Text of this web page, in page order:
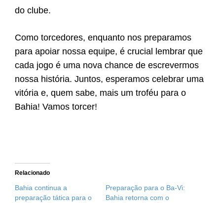
do clube.
Como torcedores, enquanto nos preparamos
para apoiar nossa equipe, é crucial lembrar que
cada jogo é uma nova chance de escrevermos
nossa história. Juntos, esperamos celebrar uma
vitória e, quem sabe, mais um troféu para o
Bahia! Vamos torcer!
Relacionado
Bahia continua a
preparação tática para o
Preparação para o Ba-Vi:
Bahia retorna com o